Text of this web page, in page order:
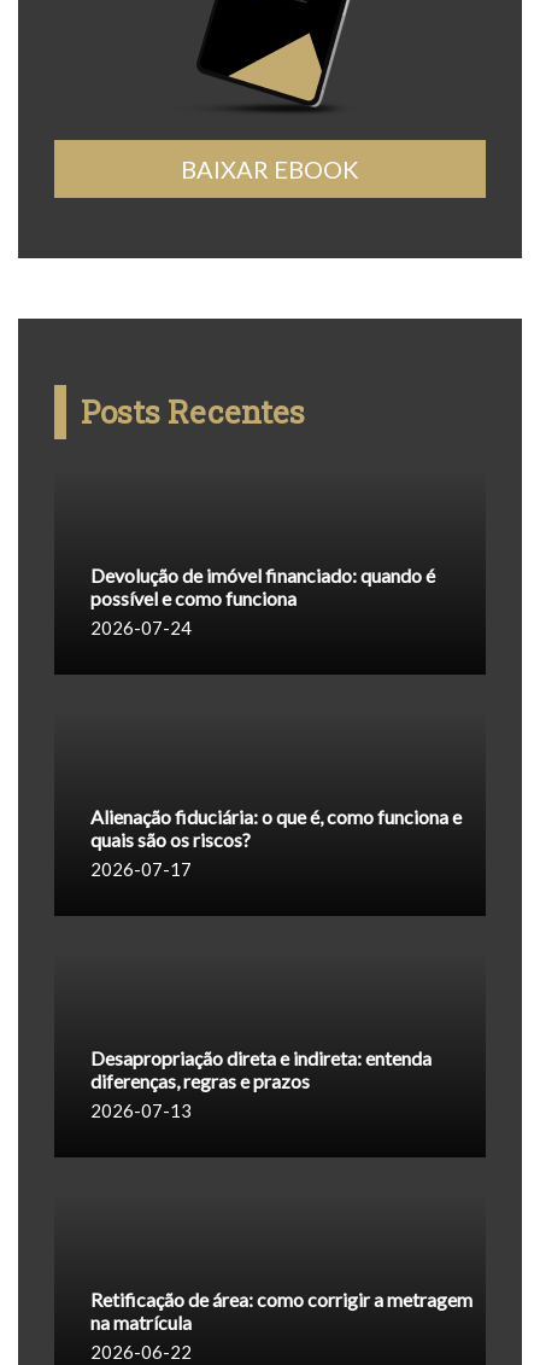
BAIXAR EBOOK
Posts Recentes
Devolução de imóvel financiado: quando é
possível e como funciona
2026-07-24
Alienação fiduciária: o que é, como funciona e
quais são os riscos?
2026-07-17
Desapropriação direta e indireta: entenda
diferenças, regras e prazos
2026-07-13
Retificação de área: como corrigir a metragem
na matrícula
2026-06-22